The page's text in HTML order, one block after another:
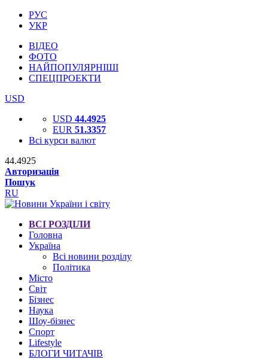
РУС
УКР
ВІДЕО
ФОТО
НАЙПОПУЛЯРНІШІ
СПЕЦПРОЕКТИ
USD
USD 44.4925
EUR 51.3357
Всі курси валют
44.4925
Авторизація
Пошук
RU
ВСІ РОЗДІЛИ
Головна
Україна
Всі новини розділу
Політика
Місто
Світ
Бізнес
Наука
Шоу-бізнес
Спорт
Lifestyle
БЛОГИ ЧИТАЧІВ